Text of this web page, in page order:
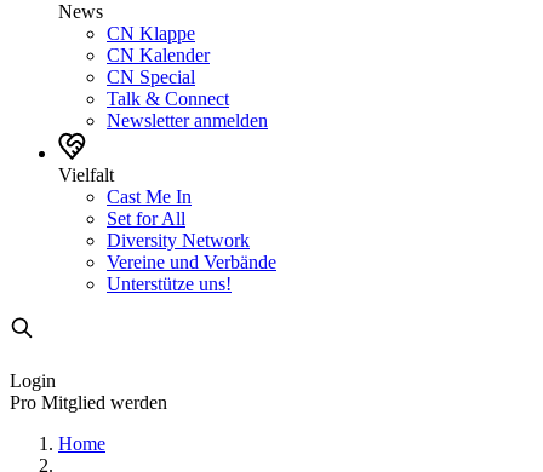
News
CN Klappe
CN Kalender
CN Special
Talk & Connect
Newsletter anmelden
Vielfalt
Cast Me In
Set for All
Diversity Network
Vereine und Verbände
Unterstütze uns!
Login
Pro Mitglied werden
Home